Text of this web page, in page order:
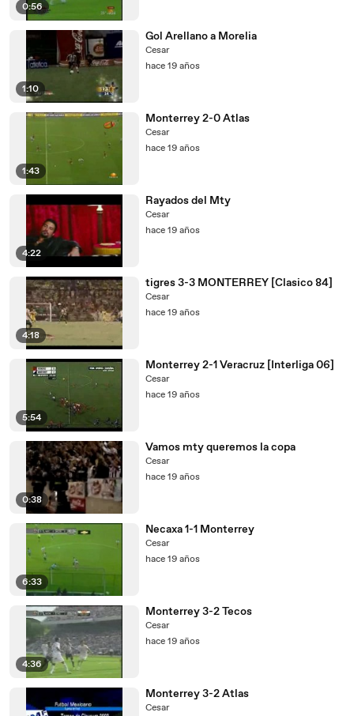
0:56
1:10
Gol Arellano a Morelia
Cesar
hace 19 años
1:43
Monterrey 2-0 Atlas
Cesar
hace 19 años
4:22
Rayados del Mty
Cesar
hace 19 años
4:18
tigres 3-3 MONTERREY [Clasico 84]
Cesar
hace 19 años
5:54
Monterrey 2-1 Veracruz [Interliga 06]
Cesar
hace 19 años
0:38
Vamos mty queremos la copa
Cesar
hace 19 años
6:33
Necaxa 1-1 Monterrey
Cesar
hace 19 años
4:36
Monterrey 3-2 Tecos
Cesar
hace 19 años
Monterrey 3-2 Atlas
Cesar